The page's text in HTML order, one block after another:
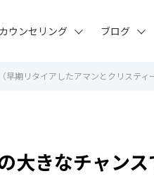
カウンセリング ブログ
期リタイアしたアマンとクリスティ
大きなチャン